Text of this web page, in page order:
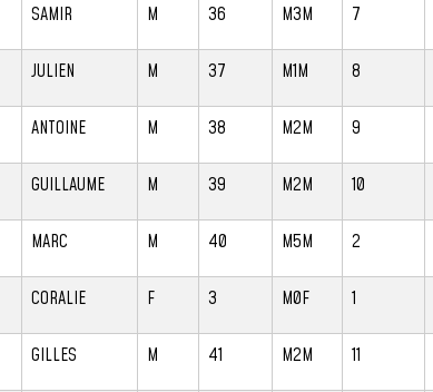
SAMIR M 36 M3M 7
JULIEN M 37 M1M 8
ANTOINE M 38 M2M 9
GUILLAUME M 39 M2M 10
MARC M 40 M5M 2
CORALIE F 3 M0F 1
GILLES M 41 M2M 11